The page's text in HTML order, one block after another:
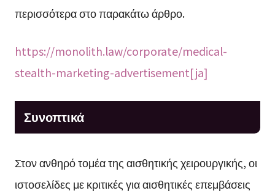
περισσότερα στο παρακάτω άρθρο.
https://monolith.law/corporate/medical-
stealth-marketing-advertisement[ja]
Συνοπτικά
Στον ανθηρό τομέα της αισθητικής χειρουργικής, οι
ιστοσελίδες με κριτικές για αισθητικές επεμβάσεις